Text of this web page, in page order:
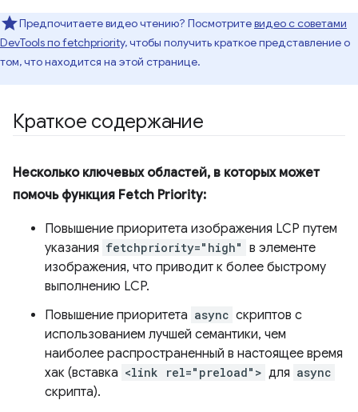
Предпочитаете видео чтению? Посмотритевидео с советами
DevTools по fetchpriority,чтобы получить краткое представление о
том, что находится на этой странице.
Краткое содержание
Несколько ключевых областей, в которых может
помочь функция Fetch Priority:
Повышение приоритета изображения LCP путем
указания fetchpriority="high" в элементе
изображения, что приводит к более быстрому
выполнению LCP.
Повышение приоритета async скриптов с
использованием лучшей семантики, чем
наиболее распространенный в настоящее время
хак (вставка <link rel="preload"> для async
скрипта).